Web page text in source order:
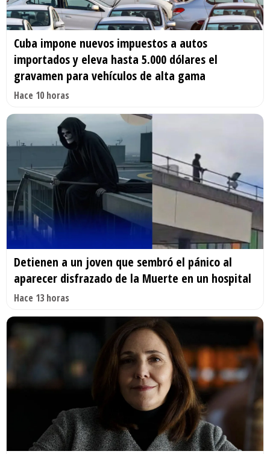
Cuba impone nuevos impuestos a autos
importados y eleva hasta 5.000 dólares el
gravamen para vehículos de alta gama
Hace 10 horas
Detienen a un joven que sembró el pánico al
aparecer disfrazado de la Muerte en un hospital
Hace 13 horas